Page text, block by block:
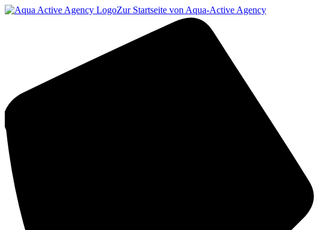
Zur Startseite von Aqua-Active Agency